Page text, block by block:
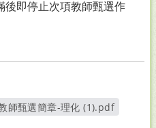
後即停止次項教師甄選作
師甄選簡章-理化 (1).pdf